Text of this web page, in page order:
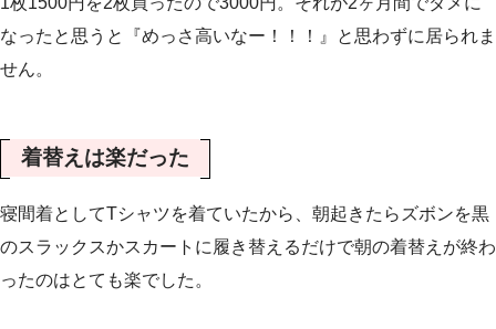
なったと思うと『めっさ高いなー！！！』と思わずに居られま
せん。
着替えは楽だった
寝間着としてTシャツを着ていたから、朝起きたらズボンを黒
のスラックスかスカートに履き替えるだけで朝の着替えが終わ
ったのはとても楽でした。